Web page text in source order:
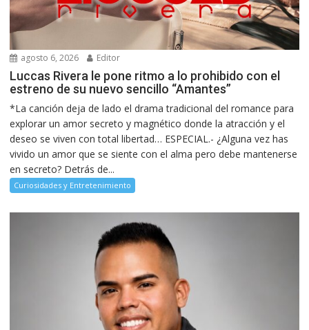
agosto 6, 2026 Editor
Luccas Rivera le pone ritmo a lo prohibido con el
estreno de su nuevo sencillo “Amantes”
*La canción deja de lado el drama tradicional del romance para
explorar un amor secreto y magnético donde la atracción y el
deseo se viven con total libertad… ESPECIAL.- ¿Alguna vez has
vivido un amor que se siente con el alma pero debe mantenerse
en secreto? Detrás de...
Curiosidades y Entretenimiento